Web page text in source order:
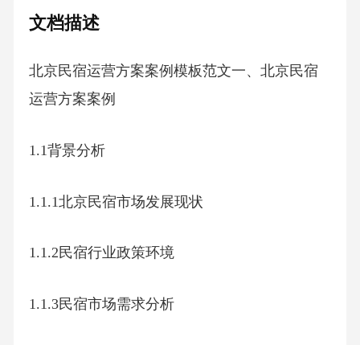
文档描述
北京民宿运营方案案例模板范文一、北京民宿
运营方案案例
1.1背景分析
1.1.1北京民宿市场发展现状
1.1.2民宿行业政策环境
1.1.3民宿市场需求分析